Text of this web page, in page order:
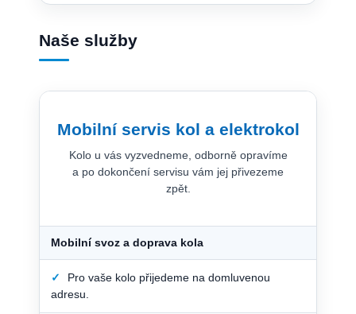
Naše služby
Mobilní servis kol a elektrokol
Kolo u vás vyzvedneme, odborně opravíme
a po dokončení servisu vám jej přivezeme
zpět.
Mobilní svoz a doprava kola
✓
Pro vaše kolo přijedeme na domluvenou
adresu.